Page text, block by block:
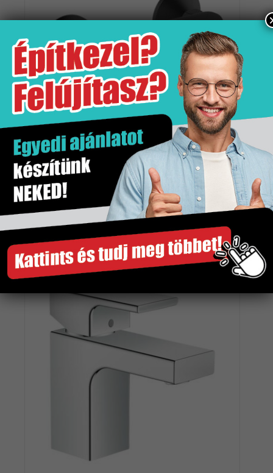
Hansgrohe Vernis Blend egykaros
zuhanycsaptelep falsíkon kívüli szereléshez
Külső raktáron (1-2 hét)